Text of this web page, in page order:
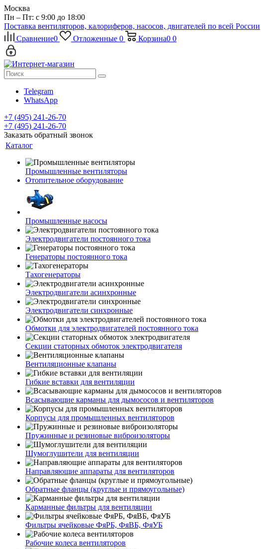
Москва
Пн – Пт: с 9:00 до 18:00
Поставка вентиляторов, калориферов, насосов, двигателей по всей России
Сравнение0 Отложенные 0 Корзина0 0
Telegram
WhatsApp
+7 (495) 241-26-70
+7 (495) 241-26-70
Заказать обратный звонок
Каталог
Промышленные вентиляторы
Отопительное оборудование
Промышленные насосы
Электродвигатели постоянного тока
Генераторы постоянного тока
Тахогенераторы
Электродвигатели асинхронные
Электродвигатели синхронные
Обмотки для электродвигателей постоянного тока
Секции статорных обмоток электродвигателя
Вентиляционные клапаны
Гибкие вставки для вентиляции
Всасывающие карманы для дымососов и вентиляторов
Корпусы для промышленных вентиляторов
Пружинные и резиновые виброизоляторы
Шумоглушители для вентиляции
Направляющие аппараты для вентиляторов
Обратные фланцы (круглые и прямоугольные)
Карманные фильтры для вентиляции
Фильтры ячейковые ФяРБ, ФяВБ, ФяУБ
Рабочие колеса вентиляторов